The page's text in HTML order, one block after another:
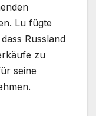
Lu fügte
Russland
zu
seine